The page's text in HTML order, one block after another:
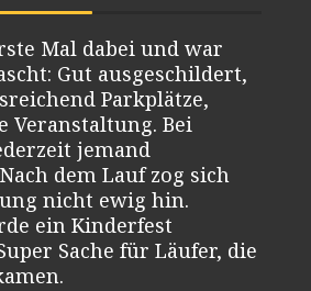
Mal dabei und war
Gut ausgeschildert,
Parkplätze,
Veranstaltung. Bei
jemand
dem Lauf zog sich
nicht ewig hin.
ein Kinderfest
Sache für Läufer, die